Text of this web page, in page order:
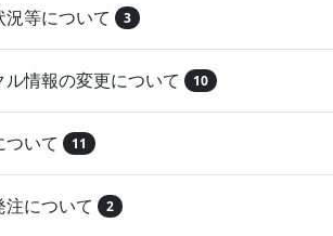
等について 3
情報の変更について 10
ついて 11
について 2